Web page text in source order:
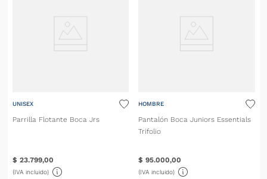
UNISEX
Parrilla Flotante Boca Jrs
$ 23.799,00
(IVA incluido)
HOMBRE
Pantalón Boca Juniors Essentials
Trifolio
$ 95.000,00
(IVA incluido)